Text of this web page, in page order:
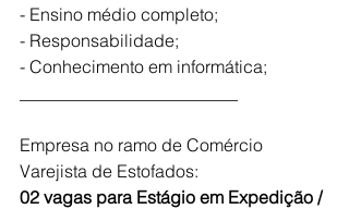
- Ensino médio completo;
- Responsabilidade;
- Conhecimento em informática;
Empresa no ramo de Comércio
Varejista de Estofados:
02 vagas para Estágio em Expedição /